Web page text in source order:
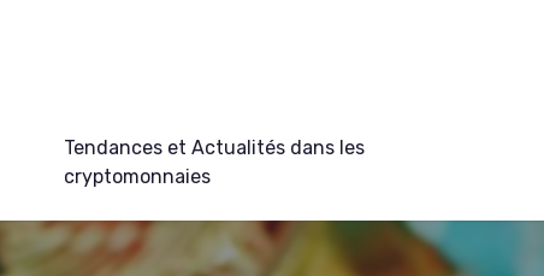
Tendances et Actualités dans les
cryptomonnaies